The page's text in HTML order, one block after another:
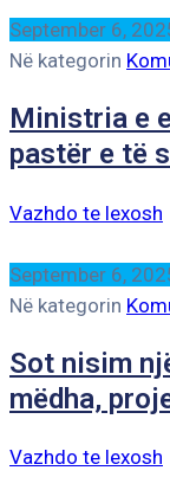
September 6,
Në kategorin
Ministria e
pastër e të
Vazhdo te lexosh
September 6,
Në kategorin
Sot nisim
mëdha,
Vazhdo te lexosh